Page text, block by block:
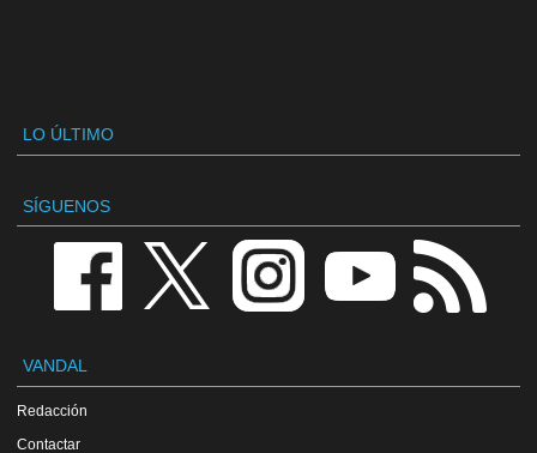
LO ÚLTIMO
SÍGUENOS
VANDAL
Redacción
Contactar